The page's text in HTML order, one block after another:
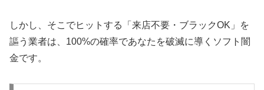
しかし、そこでヒットする「来店不要・ブラックOK」を
謳う業者は、100%の確率であなたを破滅に導くソフト闇
金です。